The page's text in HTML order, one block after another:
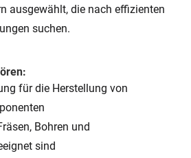
ausgewählt, die nach effizienten
suchen.
für die Herstellung von
Bohren und
sind